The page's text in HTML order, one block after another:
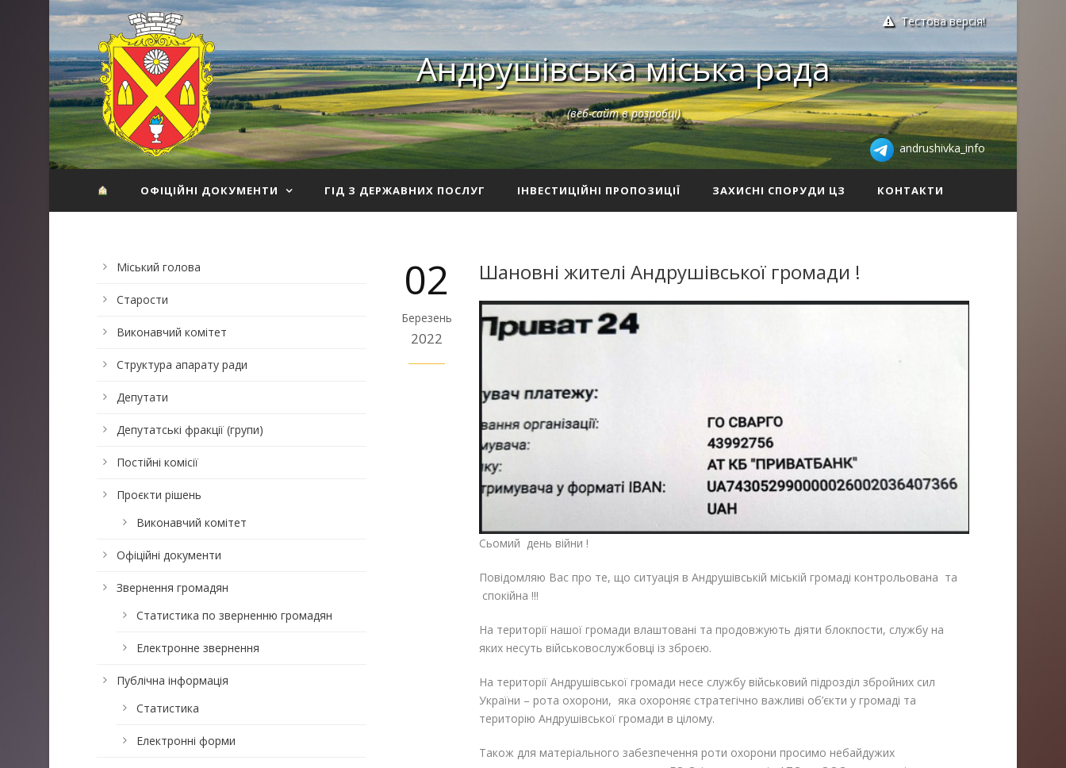
Тестова версія!
Андрушівська міська рада
(веб-сайт в розробці)
andrushivka_info
ОФІЦІЙНІ ДОКУМЕНТИ ГІД З ДЕРЖАВНИХ ПОСЛУГ ІНВЕСТИЦІЙНІ ПРОПОЗИЦІЇ ЗАХИСНІ СПОРУДИ ЦЗ КОНТАКТИ
02
Березень
2022
Шановні жителі Андрушівської громади !
Сьомий день війни !
Повідомляю Вас про те, що ситуація в Андрушівській міській громаді контрольована та
спокійна !!!
На території нашої громади влаштовані та продовжують діяти блокпости, службу на
яких несуть військовослужбовці із зброєю.
На території Андрушівської громади несе службу військовий підрозділ збройних сил
України – рота охорони, яка охороняє стратегічно важливі об’єкти у громаді та
територію Андрушівської громади в цілому.
Також для матеріального забезпечення роти охорони просимо небайдужих
Міський голова
Старости
Виконавчий комітет
Структура апарату ради
Депутати
Депутатські фракції (групи)
Постійні комісії
Проєкти рішень
Виконавчий комітет
Офіційні документи
Звернення громадян
Статистика по зверненню громадян
Електронне звернення
Публічна інформація
Статистика
Електронні форми